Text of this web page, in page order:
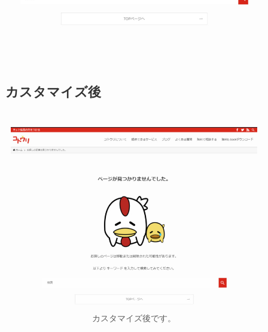
カスタマイズ後
カスタマイズ後です。